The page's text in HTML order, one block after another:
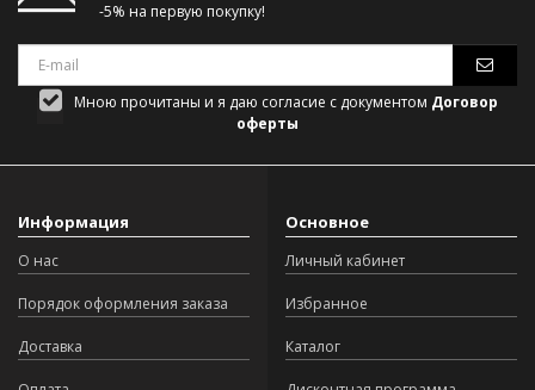
-5% на первую покупку!
Мною прочитаны и я даю согласие с документом Договор
оферты
Информация
О нас
Порядок оформления заказа
Доставка
Основное
Личный кабинет
Избранное
Каталог